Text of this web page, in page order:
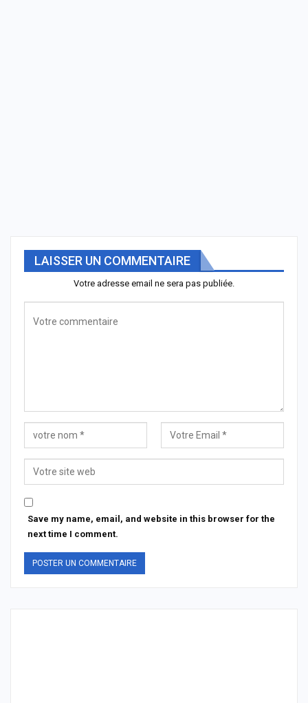
LAISSER UN COMMENTAIRE
Votre adresse email ne sera pas publiée.
Save my name, email, and website in this browser for the
next time I comment.